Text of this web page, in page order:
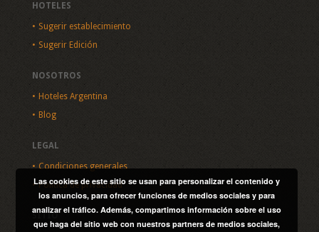
HOTELES
Sugerir establecimiento
Sugerir Edición
NOSOTROS
Hoteles Argentina
Blog
LEGAL
Condiciones generales
Política de privacidad
SITIO
Las cookies de este sitio se usan para personalizar el contenido y
los anuncios, para ofrecer funciones de medios sociales y para
analizar el tráfico. Además, compartimos información sobre el uso
que haga del sitio web con nuestros partners de medios sociales,